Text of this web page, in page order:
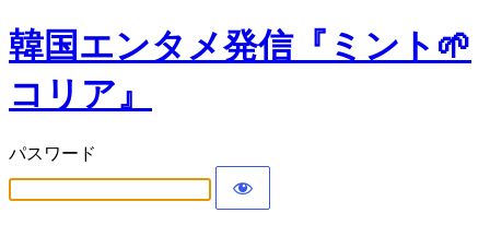
韓国エンタメ発信『ミント🌱
コリア』
パスワード